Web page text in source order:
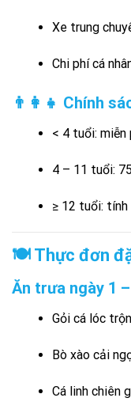
Xe trung
Chi phí cá
👨‍👩‍👧 Chính
< 4 tuổi: miễn
4 – 11 tuổi:
≥ 12 tuổi: tính
🍽️ Thực đơn
Ăn trưa ngày 1
Gỏi cá lóc
Bò xào cải
Cá linh chiên